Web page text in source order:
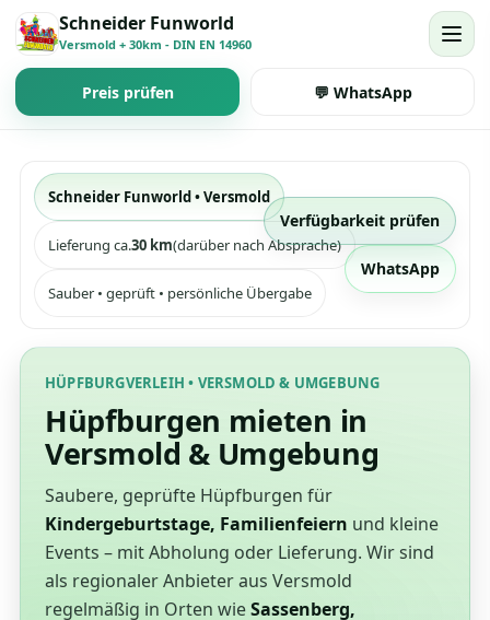
Schneider Funworld
Versmold + 30km - DIN EN 14960
Preis prüfen 💬 WhatsApp
Schneider Funworld • Versmold
Lieferung ca.30 km(darüber nach Absprache)
Sauber • geprüft • persönliche Übergabe
Verfügbarkeit prüfen
WhatsApp
HÜPFBURGVERLEIH • VERSMOLD & UMGEBUNG
Hüpfburgen mieten in
Versmold & Umgebung
Saubere, geprüfte Hüpfburgen für
Kindergeburtstage, Familienfeiern und kleine
Events – mit Abholung oder Lieferung. Wir sind
als regionaler Anbieter aus Versmold
regelmäßig in Orten wieSassenberg,